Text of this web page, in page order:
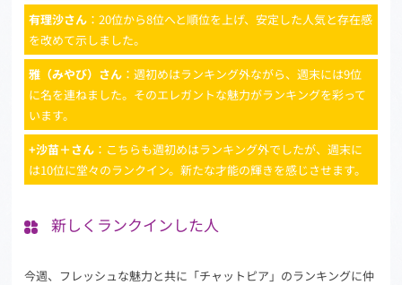
有理沙さん ：20位から8位へと順位を上げ、安定した人気と存在感
を改めて示しました。
雅（みやび）さん ：週初めはランキング外ながら、週末には9位
に名を連ねました。そのエレガントな魅力がランキングを彩って
います。
+沙苗＋さん ：こちらも週初めはランキング外でしたが、週末に
は10位に堂々のランクイン。新たな才能の輝きを感じさせます。
新しくランクインした人
今週、フレッシュな魅力と共に「チャットピア」のランキングに仲